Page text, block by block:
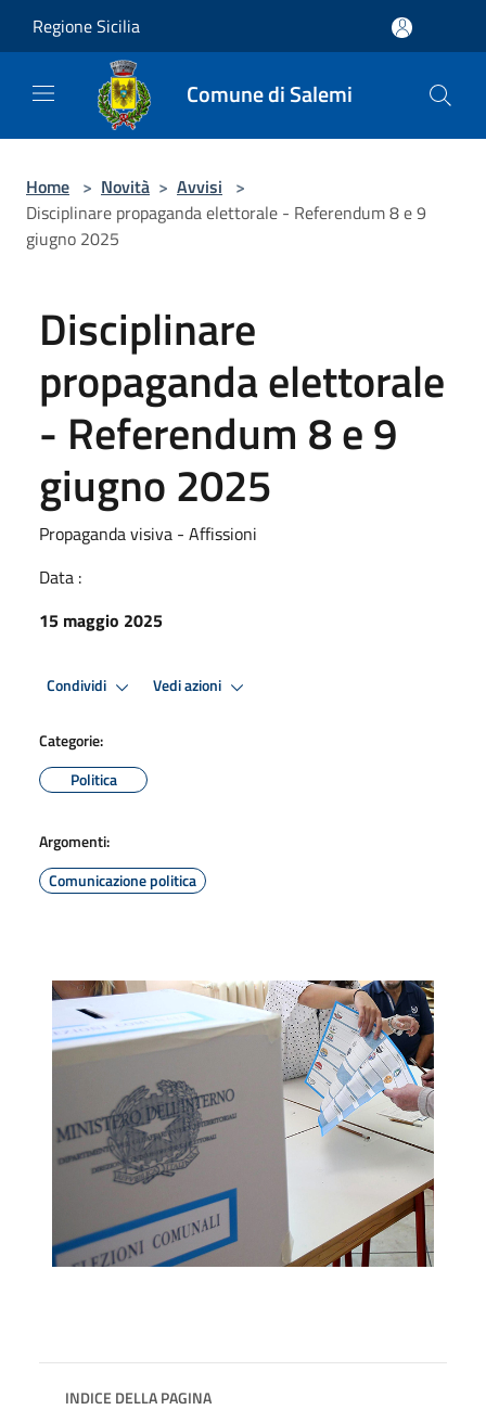
Regione Sicilia
Comune di Salemi
Home > Novità > Avvisi >
Disciplinare propaganda elettorale - Referendum 8 e 9
giugno 2025
Disciplinare
propaganda elettorale
- Referendum 8 e 9
giugno 2025
Propaganda visiva - Affissioni
Data :
15 maggio 2025
Condividi Vedi azioni
Categorie:
Politica
Argomenti:
Comunicazione politica
INDICE DELLA PAGINA